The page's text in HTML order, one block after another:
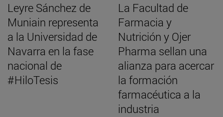
Leyre Sánchez de
Muniain representa
a la Universidad de
Navarra en la fase
nacional de
#HiloTesis
La Facultad de
Farmacia y
Nutrición y Ojer
Pharma sellan una
alianza para acercar
la formación
farmacéutica a la
industria